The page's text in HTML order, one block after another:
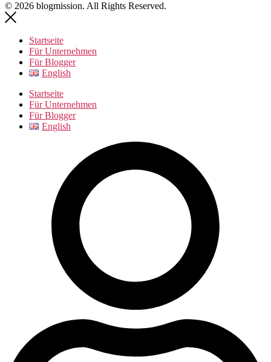
© 2026 blogmission. All Rights Reserved.
Startseite
Für Unternehmen
Für Blogger
English
Startseite
Für Unternehmen
Für Blogger
English